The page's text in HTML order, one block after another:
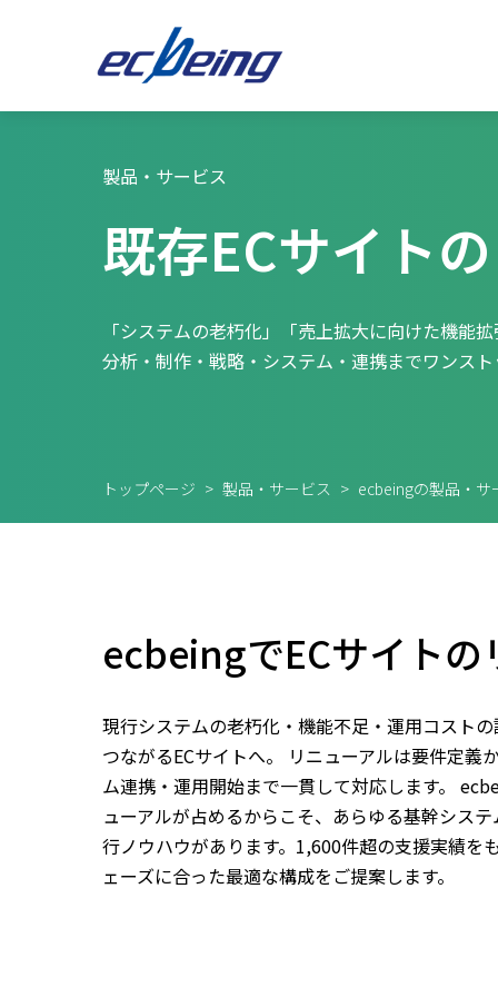
製品・サービス
既存ECサイト
「システムの老朽化」「売上拡大に向けた機能
分析・制作・戦略・システム・連携までワンス
トップページ > 製品・サービス > ecbeingの製品・サ
ecbeingでECサイトの
現行システムの老朽化・機能不足・運用コスト
つながるECサイトへ。 リニューアルは要件定義
ム連携・運用開始まで一貫して対応します。
ューアルが占めるからこそ、あらゆる基幹シス
行ノウハウがあります。1,600件超の支援実績を
ェーズに合った最適な構成をご提案します。